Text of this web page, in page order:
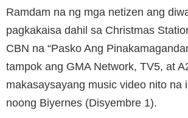
Ramdam na ng mga netizen ang
pagkakaisa dahil sa Christmas
CBN na “Pasko Ang
tampok ang GMA Network, TV5, at
makasaysayang music video nito na
noong Biyernes (Disyembre 1).